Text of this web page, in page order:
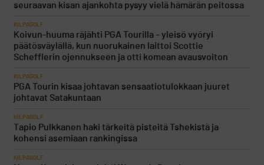
seuraavan kisan ajankohta pysyy vielä hämärän peitossa
KILPAGOLF
Koivun-huuma räjähti PGA Tourilla – yleisö vyöryi
päätösväylällä, kun nuorukainen laittoi Scottie
Schefflerin ojennukseen ja otti komean avausvoiton
KILPAGOLF
PGA Tourin kisaa johtavan sensaatiotulokkaan juuret
johtavat Satakuntaan
KILPAGOLF
Tapio Pulkkanen haki tärkeitä pisteitä Tshekistä ja
kohensi asemiaan rankingissa
KILPAGOLF